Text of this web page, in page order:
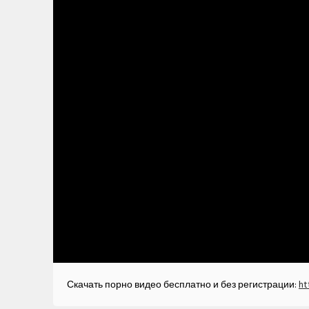
Скачать порно видео бесплатно и без регистрации: